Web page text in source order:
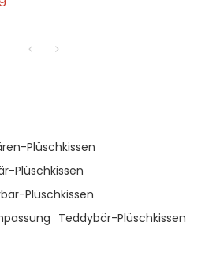
Plüschkissen
Plüschkissen
Plüschkissen
Teddybär-Plüschkissen